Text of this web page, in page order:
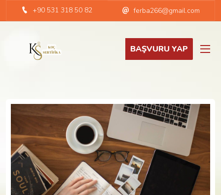
+90 531 318 50 82 ferba266@gmail.com
BAŞVURU YAP